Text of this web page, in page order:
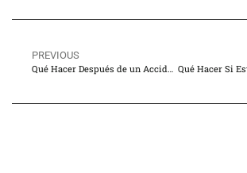
PREVIOUS
Qué Hacer Después de un Accidente de Golpe y Fuga en Los Ángeles